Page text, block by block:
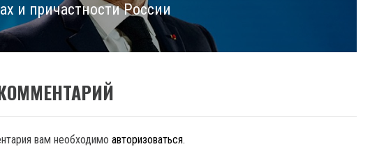
и причастности России
вам необходимо авторизоваться.